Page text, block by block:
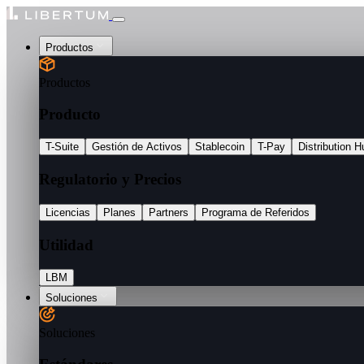
Productos
Productos
Producto
T-Suite Gestión de Activos Stablecoin T-Pay Distribution
Regulatorio y Precios
Licencias Planes Partners Programa de Referidos
Utilidad
LBM
Soluciones
Soluciones